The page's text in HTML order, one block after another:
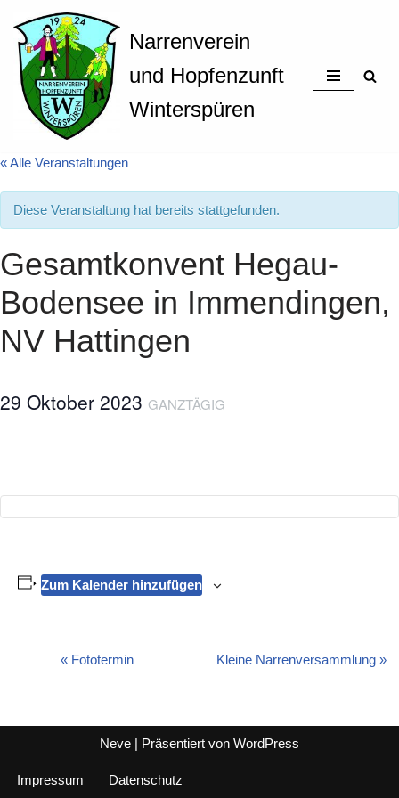
Zum
Inhalt
springen
Narrenverein
und Hopfenzunft
Winterspüren
« Alle Veranstaltungen
Diese Veranstaltung hat bereits stattgefunden.
Gesamtkonvent Hegau-
Bodensee in Immendingen,
NV Hattingen
29 Oktober 2023 GANZTÄGIG
Zum Kalender hinzufügen
Veranstaltung-
« Fototermin Kleine Narrenversammlung»
Neve | Präsentiert von WordPress
Impressum Datenschutz